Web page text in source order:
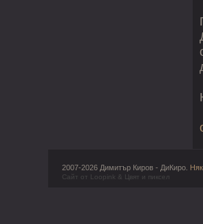
2007-2026 Димитър Киров - ДиКиро.
Сайт от Loopink & Цвят и пиксел